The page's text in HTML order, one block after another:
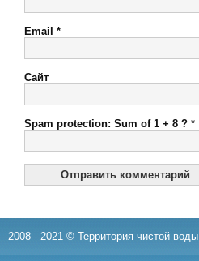
Email *
Сайт
Spam protection: Sum of 1 + 8 ? *
2008 - 2021 © Территория чистой воды